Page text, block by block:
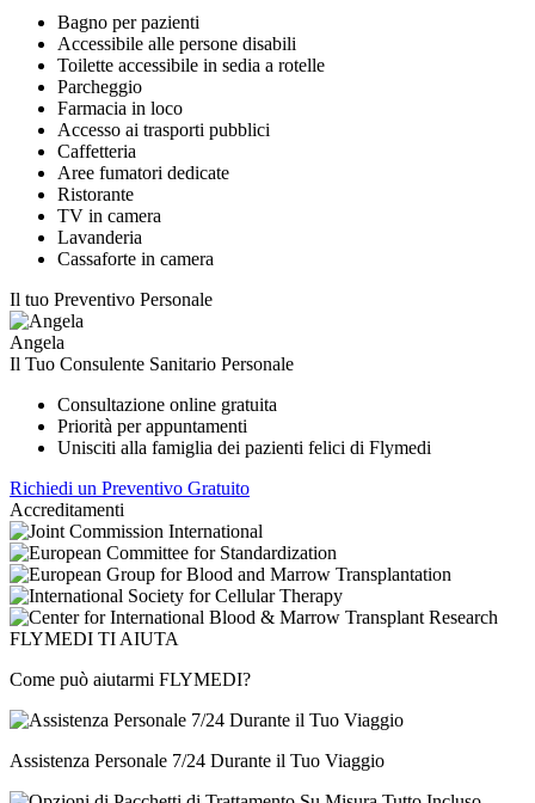
Bagno per pazienti
Accessibile alle persone disabili
Toilette accessibile in sedia a rotelle
Parcheggio
Farmacia in loco
Accesso ai trasporti pubblici
Caffetteria
Aree fumatori dedicate
Ristorante
TV in camera
Lavanderia
Cassaforte in camera
Il tuo Preventivo Personale
Angela
Il Tuo Consulente Sanitario Personale
Consultazione online gratuita
Priorità per appuntamenti
Unisciti alla famiglia dei pazienti felici di Flymedi
Richiedi un Preventivo Gratuito
Accreditamenti
FLYMEDI TI AIUTA
Come può aiutarmi FLYMEDI?
Assistenza Personale 7/24 Durante il Tuo Viaggio